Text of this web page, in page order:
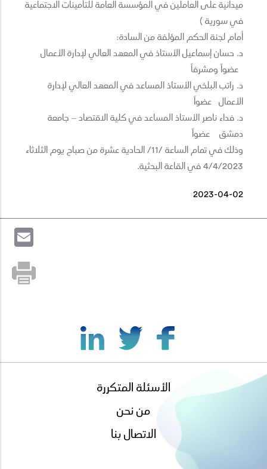
ميدانية على العاملين في المؤسسة العامة للتأمينات الاجتماعية
في سورية )
أمام لجنة الحكم المؤلفة من السادة:
د. حسان إسماعيل الأستاذ في المعهد العالي لإدارة الأعمال
عضواً ومشرفاً
د. راتب البلخي الأستاذ المساعد في المعهد العالي لإدارة
الأعمال عضواً
د. فداء ناصر الأستاذ المساعد في كلية الاقتصاد – جامعة
دمشق عضواً
وذلك في تمام الساعة /11/ الحادية عشرة من صباح يوم الثلاثاء
4/4/2023 في القاعة البحثية.
2023-04-02
footer
الأسئلة المتكررة
من نحن
الاتصال بنا